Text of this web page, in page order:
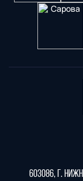
603086, г.